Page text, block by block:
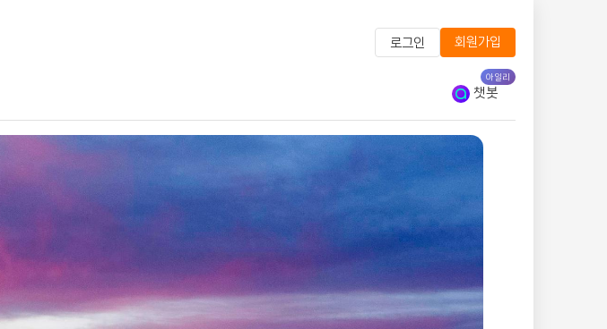
로그인 회원가입
챗봇
아일리